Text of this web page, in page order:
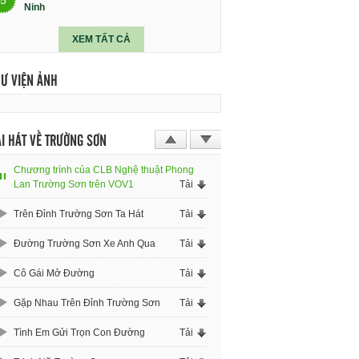
Ninh
XEM TẤT CẢ
VIỆN ẢNH
HÁT VỀ TRƯỜNG SƠN
Chương trình của CLB Nghệ thuật Phong
Lan Trường Sơn trên VOV1
Tải
Trên Đỉnh Trường Sơn Ta Hát Tải
Đường Trường Sơn Xe Anh Qua Tải
Cô Gái Mở Đường Tải
Gặp Nhau Trên Đỉnh Trường Sơn Tải
Tình Em Gửi Trọn Con Đường Tải